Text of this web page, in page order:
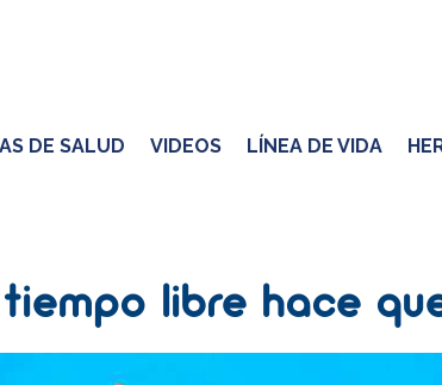
DE SALUD VIDEOS LÍNEA DE VIDA
libre hace